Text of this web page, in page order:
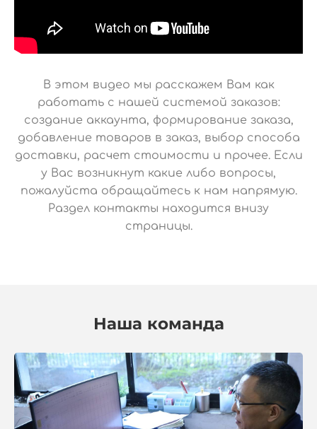
В этом видео мы расскажем Вам как
работать с нашей системой заказов:
создание аккаунта, формирование заказа,
добавление товаров в заказ, выбор способа
доставки, расчет стоимости и прочее. Если
у Вас возникнут какие либо вопросы,
пожалуйста обращайтесь к нам напрямую.
Раздел контакты находится внизу
страницы.
Наша команда